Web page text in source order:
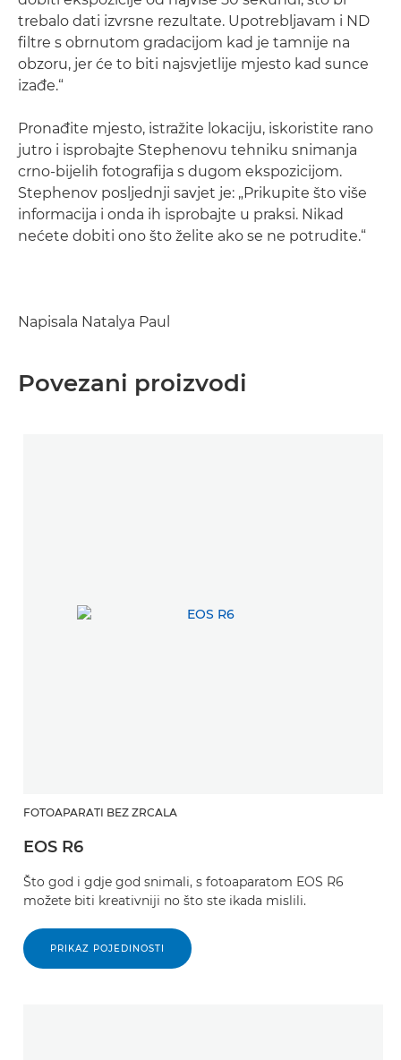
trebalo dati izvrsne rezultate. Upotrebljavam i ND
filtre s obrnutom gradacijom kad je tamnije na
obzoru, jer će to biti najsvjetlije mjesto kad sunce
izađe.“
Pronađite mjesto, istražite lokaciju, iskoristite rano
jutro i isprobajte Stephenovu tehniku snimanja
crno-bijelih fotografija s dugom ekspozicijom.
Stephenov posljednji savjet je: „Prikupite što više
informacija i onda ih isprobajte u praksi. Nikad
nećete dobiti ono što želite ako se ne potrudite.“
Napisala Natalya Paul
Povezani proizvodi
FOTOAPARATI BEZ ZRCALA
EOS R6
Što god i gdje god snimali, s fotoaparatom EOS R6
možete biti kreativniji no što ste ikada mislili.
PRIKAZ POJEDINOSTI